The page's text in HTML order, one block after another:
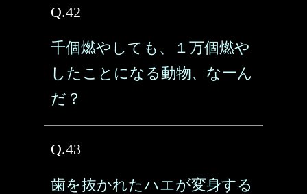
Q.42
千個燃やしても、１万個燃や
したことになる動物、なーん
だ？
Q.43
歯を抜かれたハエが変身する